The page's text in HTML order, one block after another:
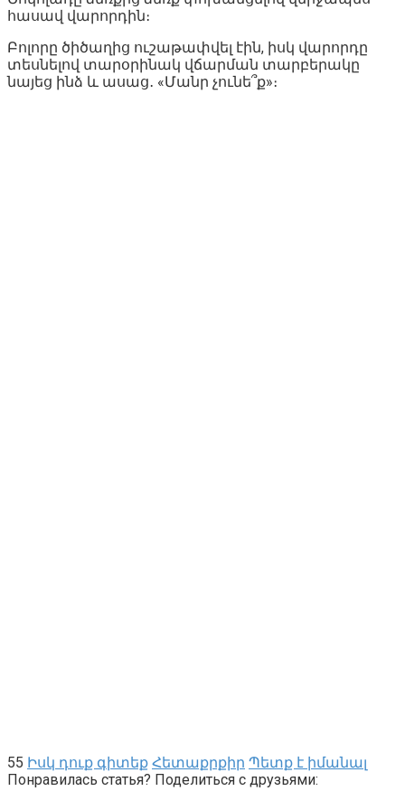
հասավ վարորդին։
Բոլորը ծիծաղից ուշաթափվել էին, իսկ վարորդը
տեսնելով տարօրինակ վճարման տարբերակը
նայեց ինձ և ասաց․ «Մանր չունե՞ք»։
55 Իսկ դուք գիտեք Հետաքրքիր Պետք է իմանալ
Понравилась статья? Поделиться с друзьями: